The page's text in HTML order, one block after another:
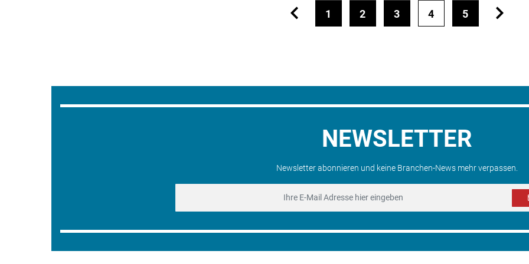
1 2 3 4 5
NEWSLETTER
Newsletter abonnieren und keine Branchen-News mehr verpassen.